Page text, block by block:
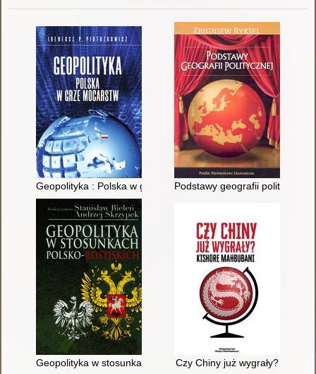
Geopolityka : Polska w grze mocarstw : historia vitae
Podstawy geografii politycznej
Geopolityka w stosunkach polsko-rosyjskich
Czy Chiny już wygrały?